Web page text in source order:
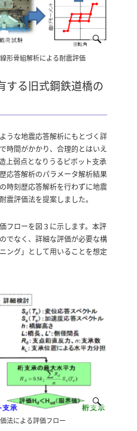
形骨組解析による耐震評価
する旧式鋼鉄道橋の
うな地震応答解析にもとづく詳
時間がかかり、合理的とはいえ
上弱点となりうるピボット支承
応答解析のパラメータ解析結果
時刻歴応答解析を行わずに地震
震評価法を提案しました。
フローを図３に示します。本評
でなく、詳細な評価が必要な構
ング」として用いることを想定
法による評価フロー